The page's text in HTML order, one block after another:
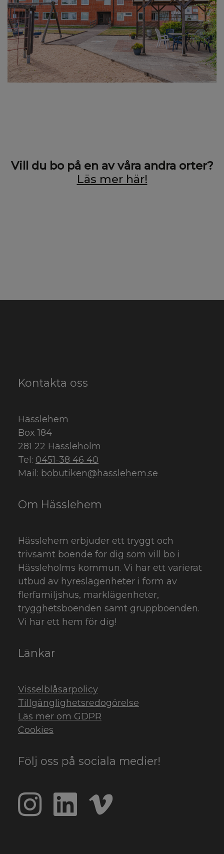
Vill du bo på en av våra andra orter?
Läs mer här!
Kontakta oss
Hässlehem
Box 184
281 22 Hässleholm
Tel: 0451-38 46 40
Mail: bobutiken@hasslehem.se
Om Hässlehem
Hässlehem erbjuder ett tryggt och
trivsamt boende för dig som vill bo i
Hässleholms kommun. Vi har ett varierat
utbud av hyreslägenheter i form av
flerfamiljshus, marklägenheter,
trygghetsboenden samt gruppboenden.
Vi har ett hem för dig!
Länkar
Visselblåsarpolicy
Tillgänglighetsredogörelse
Läs mer om GDPR
Cookies
Följ oss på sociala medier!